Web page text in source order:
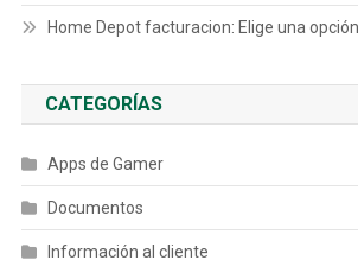
Home Depot facturacion: Elige una
CATEGORÍAS
Apps de Gamer
Documentos
Información al cliente